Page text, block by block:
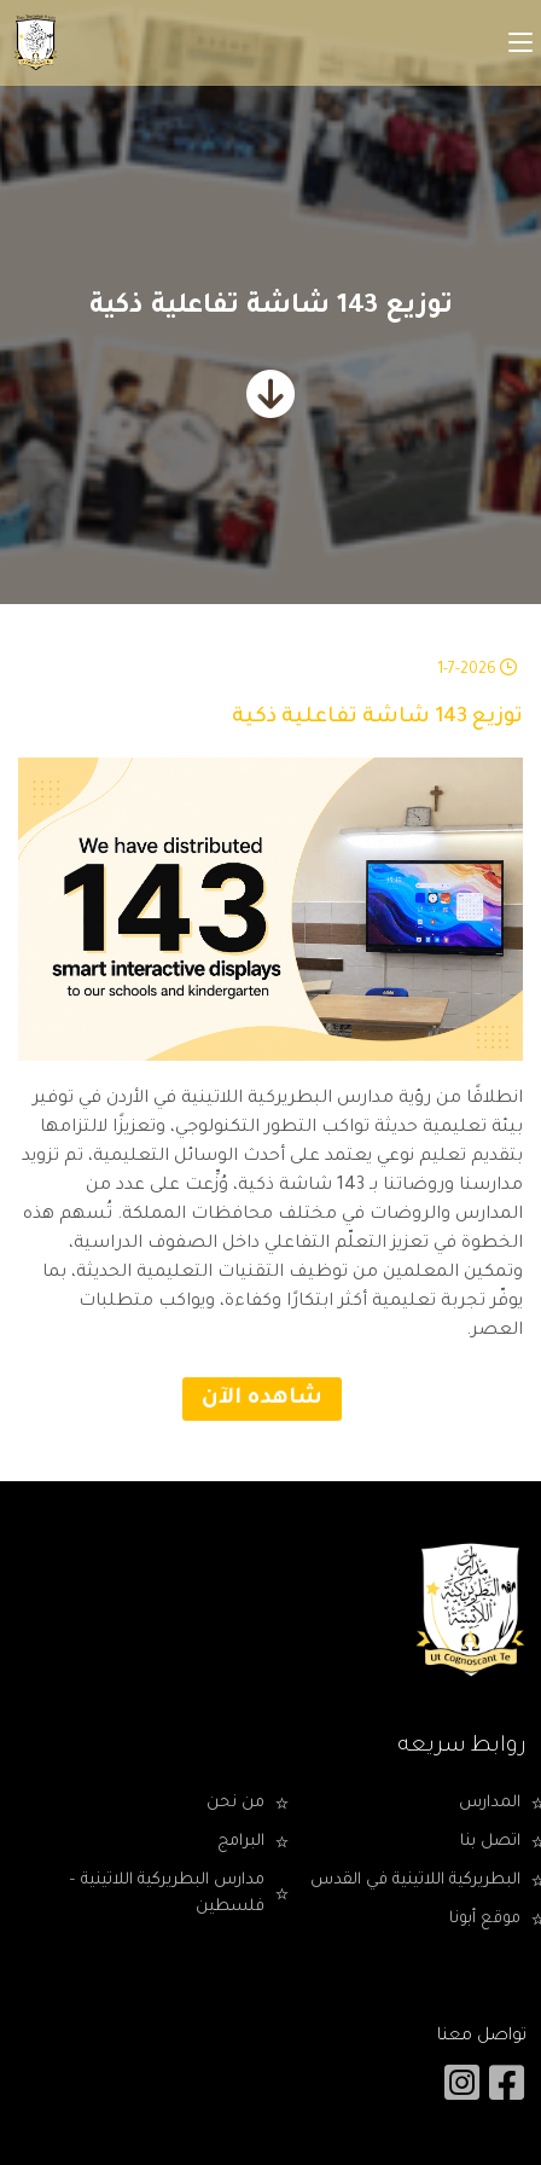
توزيع 143 شاشة تفاعلية ذكية
توزيع 143 شاشة تفاعلية ذكية
انطلاقًا من رؤية مدارس البطريركية اللاتينية في الأردن في توفير
بيئة تعليمية حديثة تواكب التطور التكنولوجي، وتعزيزًا لالتزامها
بتقديم تعليم نوعي يعتمد على أحدث الوسائل التعليمية، تم تزويد
مدارسنا وروضاتنا بـ 143 شاشة ذكية، وُزِّعت على عدد من
المدارس والروضات في مختلف محافظات المملكة. تُسهم هذه
الخطوة في تعزيز التعلّم التفاعلي داخل الصفوف الدراسية،
وتمكين المعلمين من توظيف التقنيات التعليمية الحديثة، بما
يوفّر تجربة تعليمية أكثر ابتكارًا وكفاءة، ويواكب متطلبات
العصر.
شاهده الآن
روابط سريعه
من نحن المدارس
البرامج اتصل بنا
مدارس البطريركية اللاتينية –
فلسطين
البطريركية اللاتينية في القدس
موقع أبونا
تواصل معنا